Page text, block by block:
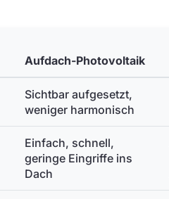
Aufdach-Photovoltaik
Sichtbar aufgesetzt,
weniger harmonisch
Einfach, schnell,
geringe Eingriffe ins
Dach